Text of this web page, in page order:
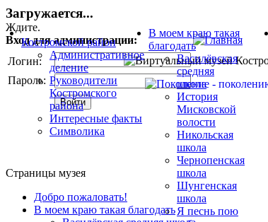
Загружается...
Ждите.
Вход для администрации:
Логин:
Пароль:
Костромской район
Административное
деление
Руководители
Костромского
района
Интересные факты
Символика
В моем краю такая
благодать
Василёвская
средняя
школа
История
Мисковской
волости
Никольская
школа
Чернопенская
школа
Шунгенская
школа
Я песнь пою
Страницы музея
Добро пожаловать!
В моем краю такая благодать